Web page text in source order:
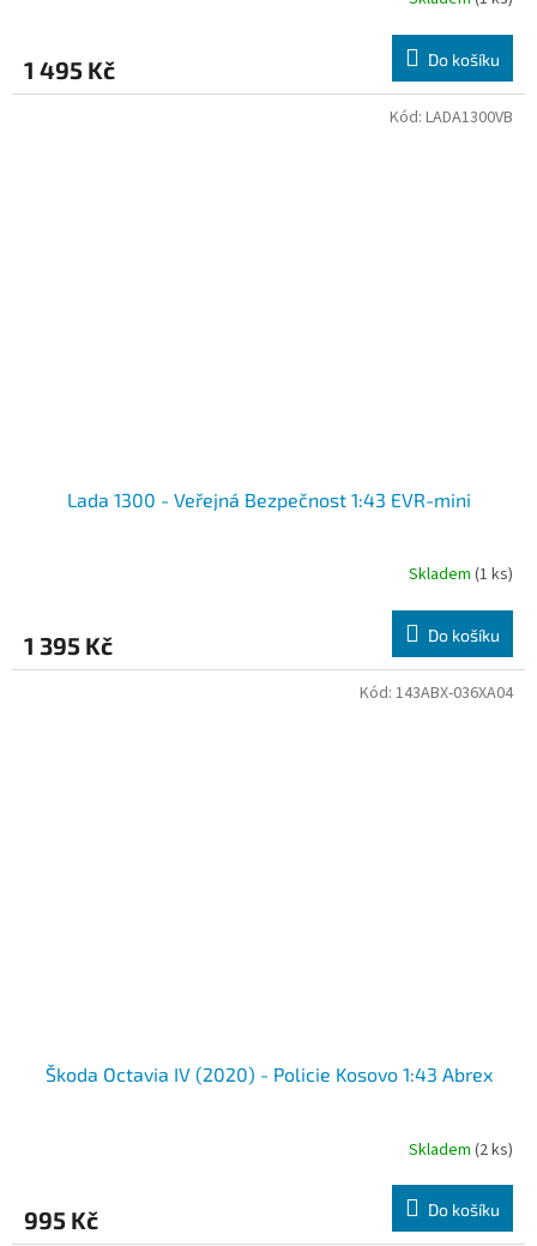
1 495 Kč Do košíku
Lada 1300 - Veřejná Bezpečnost 1:43 EVR-mini
Skladem (1 ks)
1 395 Kč Do košíku
Kód: LADA1300VB
Škoda Octavia IV (2020) - Policie Kosovo 1:43 Abrex
Skladem (2 ks)
995 Kč Do košíku
Kód: 143ABX-036XA04